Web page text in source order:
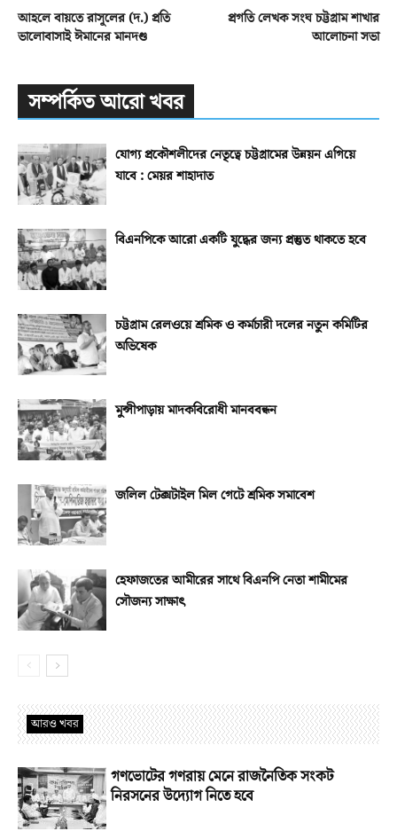
আহলে বায়তে রাসূলের (দ.) প্রতি
ভালোবাসাই ঈমানের মানদণ্ড
প্রগতি লেখক সংঘ চট্টগ্রাম শাখার
আলোচনা সভা
সম্পর্কিত আরো খবর
যোগ্য প্রকৌশলীদের নেতৃত্বে চট্টগ্রামের উন্নয়ন এগিয়ে
যাবে : মেয়র শাহাদাত
বিএনপিকে আরো একটি যুদ্ধের জন্য প্রস্তুত থাকতে হবে
চট্টগ্রাম রেলওয়ে শ্রমিক ও কর্মচারী দলের নতুন কমিটির
অভিষেক
মুন্সীপাড়ায় মাদকবিরোধী মানববন্ধন
জলিল টেক্সটাইল মিল গেটে শ্রমিক সমাবেশ
হেফাজতের আমীরের সাথে বিএনপি নেতা শামীমের
সৌজন্য সাক্ষাৎ
আরও খবর
গণভোটের গণরায় মেনে রাজনৈতিক সংকট
নিরসনের উদ্যোগ নিতে হবে